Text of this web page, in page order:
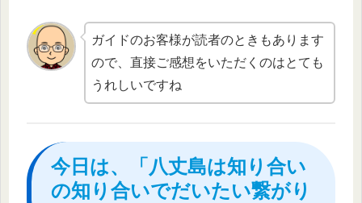
ガイドのお客様が読者のときもあります
ので、直接ご感想をいただくのはとても
うれしいですね
今日は、「八丈島は知り合い
の知り合いでだいたい繋がり